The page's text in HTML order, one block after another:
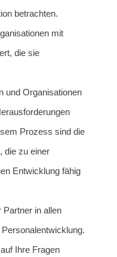
betrachten.
mit
die sie
und Organisationen
Prozess sind die
die zu einer
Entwicklung fähig
Partner in allen
Ihre Fragen